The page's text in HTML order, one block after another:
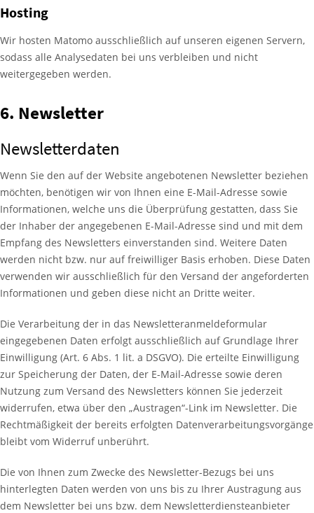
Hosting
Wir hosten Matomo ausschließlich auf unseren eigenen Servern,
sodass alle Analysedaten bei uns verbleiben und nicht
weitergegeben werden.
6. Newsletter
Newsletter­daten
Wenn Sie den auf der Website angebotenen Newsletter beziehen
möchten, benötigen wir von Ihnen eine E-Mail-Adresse sowie
Informationen, welche uns die Überprüfung gestatten, dass Sie
der Inhaber der angegebenen E-Mail-Adresse sind und mit dem
Empfang des Newsletters einverstanden sind. Weitere Daten
werden nicht bzw. nur auf freiwilliger Basis erhoben. Diese Daten
verwenden wir ausschließlich für den Versand der angeforderten
Informationen und geben diese nicht an Dritte weiter.
Die Verarbeitung der in das Newsletteranmeldeformular
eingegebenen Daten erfolgt ausschließlich auf Grundlage Ihrer
Einwilligung (Art. 6 Abs. 1 lit. a DSGVO). Die erteilte Einwilligung
zur Speicherung der Daten, der E-Mail-Adresse sowie deren
Nutzung zum Versand des Newsletters können Sie jederzeit
widerrufen, etwa über den „Austragen“-Link im Newsletter. Die
Rechtmäßigkeit der bereits erfolgten Datenverarbeitungsvorgänge
bleibt vom Widerruf unberührt.
Die von Ihnen zum Zwecke des Newsletter-Bezugs bei uns
hinterlegten Daten werden von uns bis zu Ihrer Austragung aus
dem Newsletter bei uns bzw. dem Newsletterdiensteanbieter